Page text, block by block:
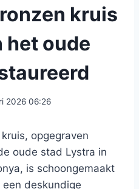
kruis
het oude
2026 06:26
opgegraven
oude stad Lystra in
is schoongemaakt
deskundige